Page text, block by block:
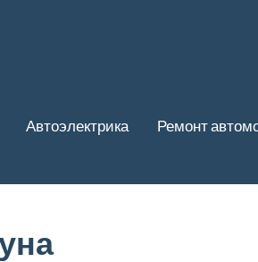
Автоэлектрика Ремонт